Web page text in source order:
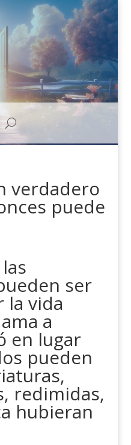
verdadero
puede
ser
la vida
a
en lugar
pueden
redimidas,
hubieran